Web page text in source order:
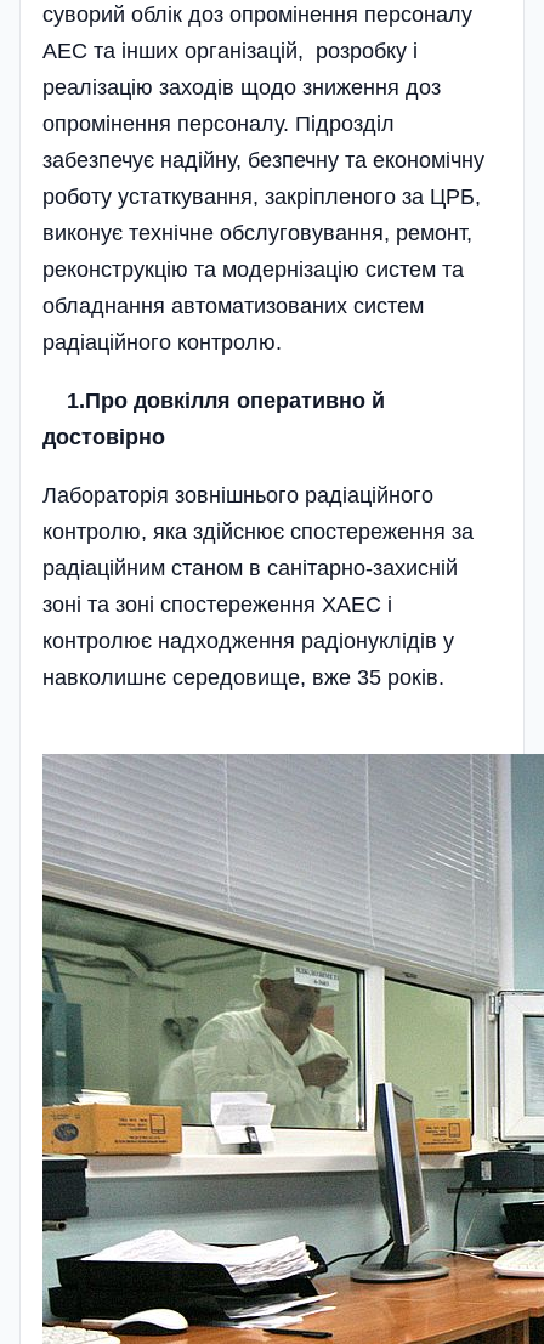
суворий облік доз опромінення персоналу
АЕС та інших організацій, розробку і
реалізацію заходів щодо зниження доз
опромінення персоналу. Підрозділ
забезпечує надійну, безпечну та економічну
роботу устаткування, закріпленого за ЦРБ,
виконує технічне обслуговування, ремонт,
реконструкцію та модернізацію систем та
обладнання автоматизованих систем
радіаційного контролю.
1.Про довкілля оперативно й
достовірно
Лабораторія зовнішнього радіаційного
контролю, яка здійснює спостереження за
радіаційним станом в санітарно-захисній
зоні та зоні спостереження ХАЕС і
контролює надходження радіонуклідів у
навколишнє середовище, вже 35 років.